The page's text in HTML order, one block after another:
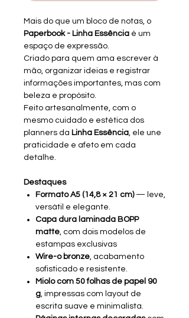
Mais do que um bloco de notas, o
Paperbook - Linha Essência é um
espaço de expressão.
Criado para quem ama escrever à
mão, organizar ideias e registrar
informações importantes, mas com
beleza e propósito.
Feito artesanalmente, com o
mesmo cuidado e estética dos
planners da Linha Essência, ele une
praticidade e afeto em cada
detalhe.
Destaques
Formato A5 (14,8 × 21 cm)— leve,
versátil e elegante.
Capa dura laminada BOPP
matte, com dois modelos de
estampas exclusivas
Wire-o bronze, acabamento
sofisticado e resistente.
Miolo com 50 folhas de papel 90
g, impressas com layout de
escrita suave e minimalista.